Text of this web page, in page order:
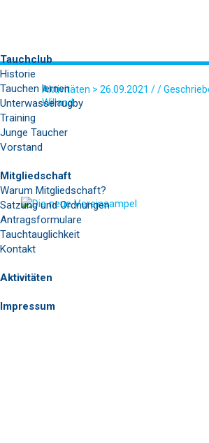
Tauchclub
Historie
Tauchen lernen
Unterwasserrugby
Training
Junge Taucher
Vorstand
Mitgliedschaft
Warum Mitgliedschaft?
Satzung und Ordnungen
Antragsformulare
Tauchtauglichkeit
Kontakt
Aktivitäten
Impressum
Aktivitäten > 26.09.2021 / /
Willand
VEREINSAMPEL